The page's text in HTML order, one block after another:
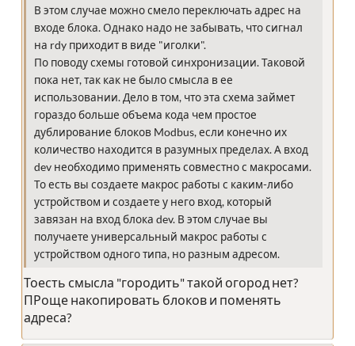
В этом случае можно смело переключать адрес на
входе блока. Однако надо не забывать, что сигнал
на rdy приходит в виде "иголки".
По поводу схемы готовой синхронизации. Таковой
пока нет, так как не было смысла в ее
использовании. Дело в том, что эта схема займет
гораздо больше объема кода чем простое
дублирование блоков Modbus, если конечно их
количество находится в разумных пределах. А вход
dev необходимо применять совместно с макросами.
То есть вы создаете макрос работы с каким-либо
устройством и создаете у него вход, который
завязан на вход блока dev. В этом случае вы
получаете универсальный макрос работы с
устройством одного типа, но разным адресом.
Тоесть смысла "городить" такой огород нет?
ПРоще накопировать блоков и поменять
адреса?